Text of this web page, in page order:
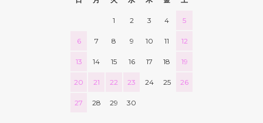
1 2 3 4 5
6 7 8 9 10 11 12
13 14 15 16 17 18 19
20 21 22 23 24 25 26
27 28 29 30